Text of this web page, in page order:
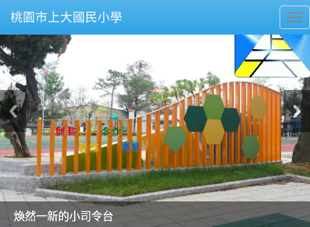
桃園市上大國民小學
美麗的操場是我們活力的來源
美麗的操場是我們活力的來源
煥然一新的小司令台
煥然一新的小司令台
富含桃園埤塘田園風光意象的中廊
富含桃園埤塘田園風光意象的中廊
嶄新的中庭廣場
嶄新的中庭廣場
水生池生生不息
水生池生生不息